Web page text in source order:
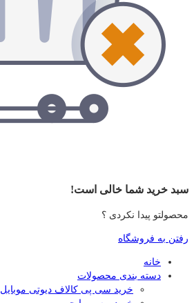
سبد خرید شما خالی است!
محصولتو پیدا نکردی ؟
رفتن به فروشگاه
خانه
دسته بندی محصولات
خرید سی پی کالاف دیوتی موبایل